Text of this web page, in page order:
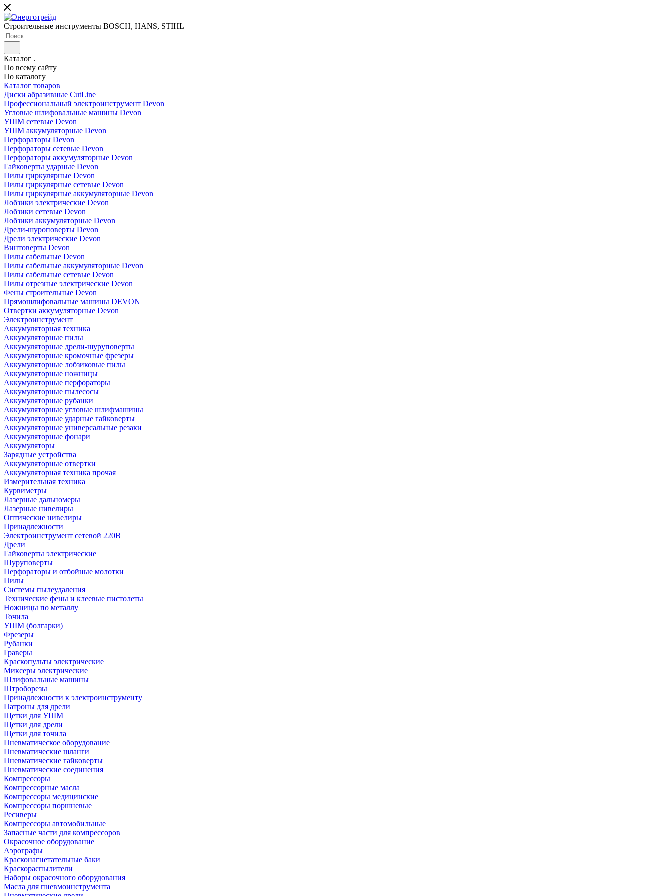
Строительные инструменты BOSCH, HANS, STIHL
Каталог
По всему сайту
По каталогу
Каталог товаров
Диски абразивные CutLine
Профессиональный электроинструмент Devon
Угловые шлифовальные машины Devon
УШМ сетевые Devon
УШМ аккумуляторные Devon
Перфораторы Devon
Перфораторы сетевые Devon
Перфораторы аккумуляторные Devon
Гайковерты ударные Devon
Пилы циркулярные Devon
Пилы циркулярные сетевые Devon
Пилы циркулярные аккумуляторные Devon
Лобзики электрические Devon
Лобзики сетевые Devon
Лобзики аккумуляторные Devon
Дрели-шуроповерты Devon
Дрели электрические Devon
Винтоверты Devon
Пилы сабельные Devon
Пилы сабельные аккумуляторные Devon
Пилы сабельные сетевые Devon
Пилы отрезные электрические Devon
Фены строительные Devon
Прямошлифовальные машины DEVON
Отвертки аккумуляторные Devon
Электроинструмент
Аккумуляторная техника
Аккумуляторные пилы
Аккумуляторные дрели-шуруповерты
Аккумуляторные кромочные фрезеры
Аккумуляторные лобзиковые пилы
Аккумуляторные ножницы
Аккумуляторные перфораторы
Аккумуляторные пылесосы
Аккумуляторные рубанки
Аккумуляторные угловые шлифмашины
Аккумуляторные ударные гайковерты
Аккумуляторные универсальные резаки
Аккумуляторные фонари
Аккумуляторы
Зарядные устройства
Аккумуляторные отвертки
Аккумуляторная техника прочая
Измерительная техника
Курвиметры
Лазерные дальномеры
Лазерные нивелиры
Оптические нивелиры
Принадлежности
Электроинструмент сетевой 220В
Дрели
Гайковерты электрические
Шуруповерты
Перфораторы и отбойные молотки
Пилы
Системы пылеудаления
Технические фены и клеевые пистолеты
Ножницы по металлу
Точила
УШМ (болгарки)
Фрезеры
Рубанки
Граверы
Краскопульты электрические
Миксеры электрические
Шлифовальные машины
Штроборезы
Принадлежности к электроинструменту
Патроны для дрели
Щетки для УШМ
Щетки для дрели
Щетки для точила
Пневматическое оборудование
Пневматические шланги
Пневматические гайковерты
Пневматические соединения
Компрессоры
Компрессорные масла
Компрессоры медицинские
Компрессоры поршневые
Ресиверы
Компрессоры автомобильные
Запасные части для компрессоров
Окрасочное оборудование
Аэрографы
Красконагнетательные баки
Краскораспылители
Наборы окрасочного оборудования
Масла для пневмоинструмента